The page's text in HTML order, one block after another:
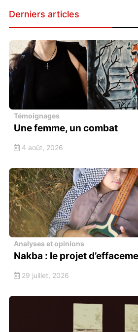
Derniers articles
Témoignages
Une femme, un combat
4 août, 2026
Analyses et opinions
Nakba : le projet
29 juillet, 2026